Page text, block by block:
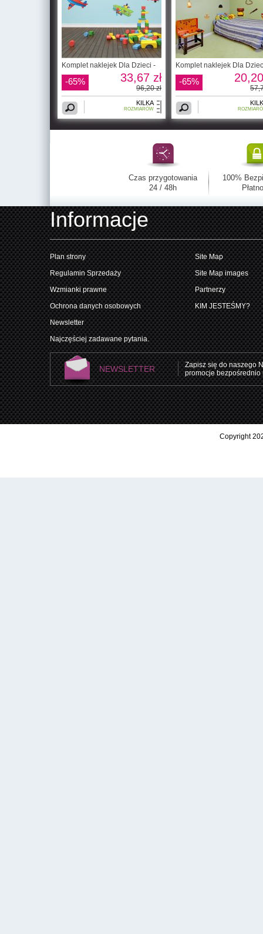
Komplet naklejek Dla Dzieci -
-65% 33,67 zł
96,20 zł
KILKA
ROZMIARÓW
Komplet naklejek Dla
-65%
Czas przygotowania
24 / 48h
100%
Informacje
Plan strony
Regulamin Sprzedaży
Wzmianki prawne
Ochrona danych osobowych
Newsletter
Najczęściej zadawane pytania.
Site Map
Site Map images
Partnerzy
KIM JESTEŚMY?
NEWSLETTER
Zapisz się do naszego
promocje bezpośrednio
Copyright